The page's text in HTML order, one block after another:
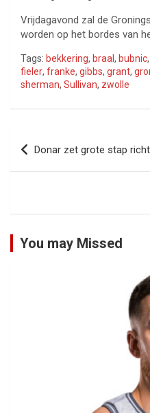
Vrijdagavond zal de
worden op het bordes van
Tags: bekkering, braal, bubnic,
fieler, franke, gibbs, grant,
sherman, Sullivan, zwolle
Bericht
navigatie
Donar zet grote stap
You may Missed